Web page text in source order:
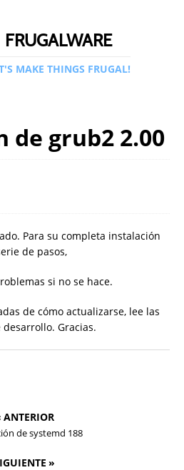
FRUGALWARE
MAKE THINGS FRUGAL!
de grub2 2.00
Para su completa instalación
de pasos,
si no se hace.
de cómo actualizarse, lee las
Gracias.
ANTERIOR
de systemd 188
»